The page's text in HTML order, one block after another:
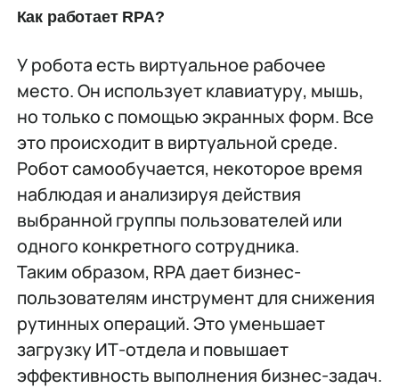
Как работает RPA?
У робота есть виртуальное рабочее
место. Он использует клавиатуру, мышь,
но только с помощью экранных форм. Все
это происходит в виртуальной среде.
Робот самообучается, некоторое время
наблюдая и анализируя действия
выбранной группы пользователей или
одного конкретного сотрудника.
Таким образом, RPA дает бизнес-
пользователям инструмент для снижения
рутинных операций. Это уменьшает
загрузку ИТ-отдела и повышает
эффективность выполнения бизнес-задач.